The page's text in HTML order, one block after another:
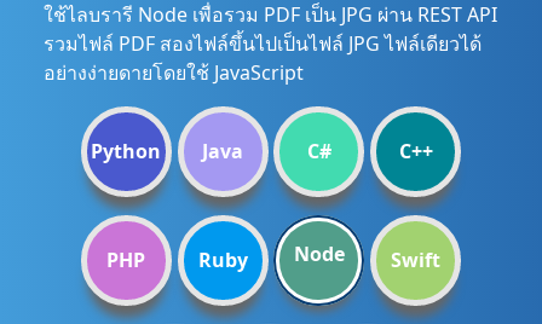
ใช้ไลบรารี Node เพื่อรวม PDF เป็น JPG ผ่าน REST API
รวมไฟล์ PDF สองไฟล์ขึ้นไปเป็นไฟล์ JPG ไฟล์เดียวได้
อย่างง่ายดายโดยใช้ JavaScript
Python Java C# C++
PHP Ruby Node Swift